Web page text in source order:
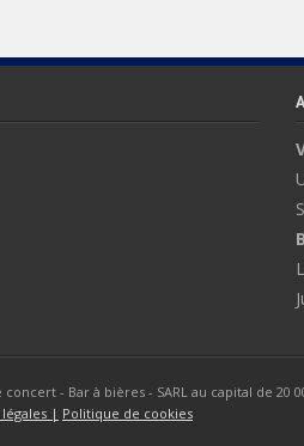
- Bar à bières - SARL au capital de 20
| Politique de cookies